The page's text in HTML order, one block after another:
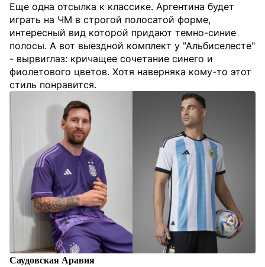
Еще одна отсылка к классике. Аргентина будет
играть на ЧМ в строгой полосатой форме,
интересный вид которой придают темно-синие
полосы. А вот выездной комплект у "Альбиселесте"
- вырвиглаз: кричащее сочетание синего и
фиолетового цветов. Хотя наверняка кому-то этот
стиль понравится.
Саудовская Аравия